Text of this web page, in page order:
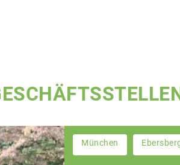
München